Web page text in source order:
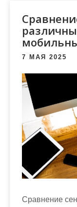
7 МАЯ 2025
Сравнение